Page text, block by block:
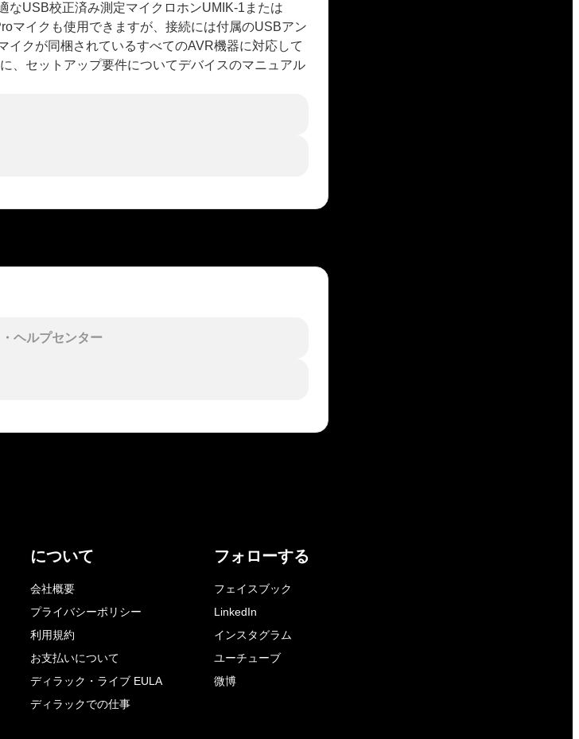
なUSB校正済み測定マイクロホンUMIK-1または
マイクも使用できますが、接続には付属のUSBアン
イクが同梱されているすべてのAVR機器に対応して
、セットアップ要件についてデバイスのマニュアル
ヘルプセンター
について
会社概要
プライバシーポリシー
利用規約
お支払いについて
ディラック・ライブ EULA
ディラックでの仕事
フォローする
フェイスブック
LinkedIn
インスタグラム
ユーチューブ
微博